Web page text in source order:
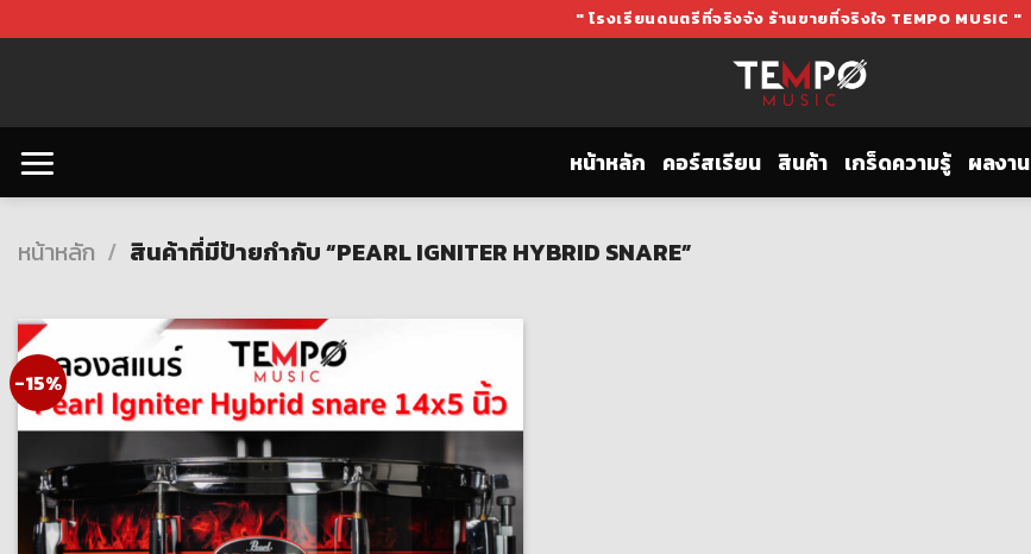
to
" โรงเรียนดนตรีที่จริงจัง ร้านขายที่จริงใจ TEMPO MUSIC "
หน้าหลัก คอร์สเรียน สินค้า เกร็ดความรู้ ผลงาน
หน้าหลัก / สินค้าที่มีป้ายกำกับ “PEARL IGNITER HYBRID SNARE”
-15%